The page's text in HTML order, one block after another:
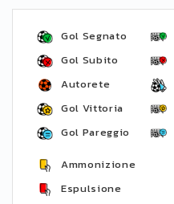
Gol Segnato
Gol Subito
Autorete
Gol Vittoria
Gol Pareggio
Ammonizione
Espulsione